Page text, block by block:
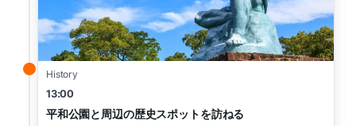
History
13:00
平和公園と周辺の歴史スポットを訪ねる